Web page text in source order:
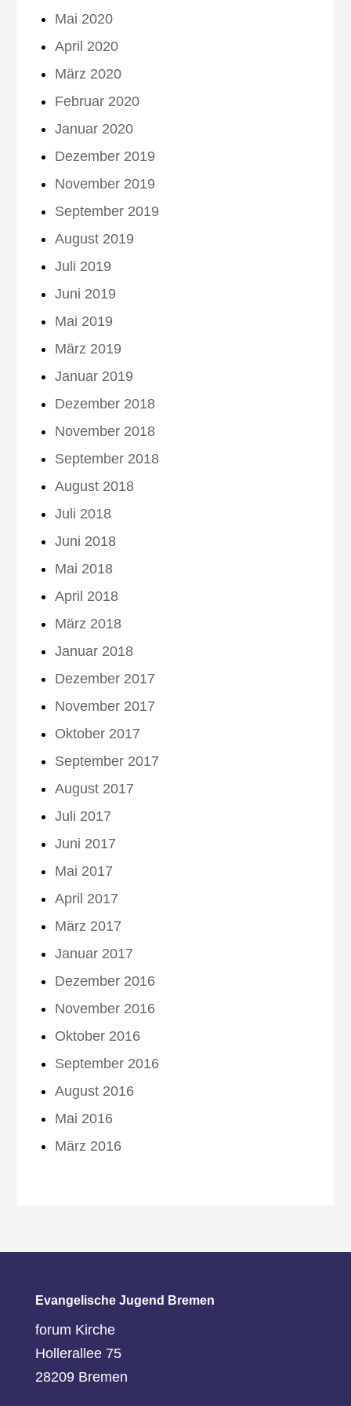
Mai 2020
April 2020
März 2020
Februar 2020
Januar 2020
Dezember 2019
November 2019
September 2019
August 2019
Juli 2019
Juni 2019
Mai 2019
März 2019
Januar 2019
Dezember 2018
November 2018
September 2018
August 2018
Juli 2018
Juni 2018
Mai 2018
April 2018
März 2018
Januar 2018
Dezember 2017
November 2017
Oktober 2017
September 2017
August 2017
Juli 2017
Juni 2017
Mai 2017
April 2017
März 2017
Januar 2017
Dezember 2016
November 2016
Oktober 2016
September 2016
August 2016
Mai 2016
März 2016
Evangelische Jugend Bremen
forum Kirche
Hollerallee 75
28209 Bremen